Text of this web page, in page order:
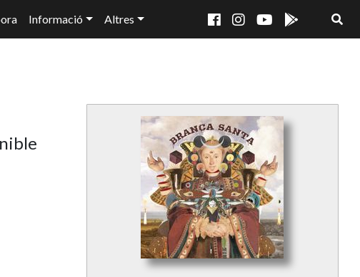
Informació Altres